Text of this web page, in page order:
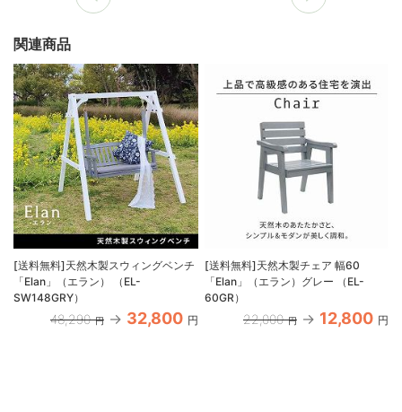
関連商品
[送料無料]天然木製スウィングベンチ
「Elan」（エラン） （EL-
SW148GRY）
48,290 円 32,800 円
[送料無料]天然木製チェア 幅60
「Elan」（エラン）グレー （EL-
60GR）
22,000 円 12,800 円